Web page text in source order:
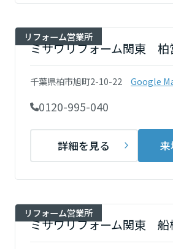
リフォーム営業所
ミサワリフォーム関東 柏
千葉県柏市旭町2-10-22 Google
0120-995-040
詳細を見る 来
リフォーム営業所
ミサワリフォーム関東 船
滋賀県
京都府
大阪府
兵庫県
奈良県